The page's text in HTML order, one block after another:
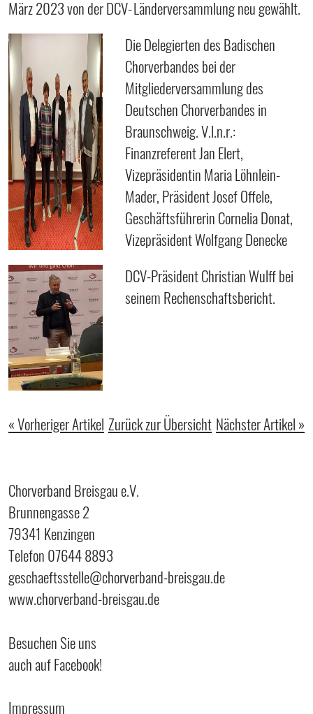
März 2023 von der DCV‐Länderversammlung neu gewählt.
Die Delegierten des Badischen
Chorverbandes bei der
Mitgliederversammlung des
Deutschen Chorverbandes in
Braunschweig. V.l.n.r.:
Finanzreferent Jan Elert,
Vizepräsidentin Maria Löhnlein-
Mader, Präsident Josef Offele,
Geschäftsführerin Cornelia Donat,
Vizepräsident Wolfgang Denecke
DCV-Präsident Christian Wulff bei
seinem Rechenschaftsbericht.
« Vorheriger Artikel Zurück zur Übersicht Nächster Artikel »
Chorverband Breisgau e.V.
Brunnengasse 2
79341 Kenzingen
Telefon 07644 8893
geschaeftsstelle@chorverband-breisgau.de
www.chorverband-breisgau.de
Besuchen Sie uns
auch auf Facebook!
Impressum